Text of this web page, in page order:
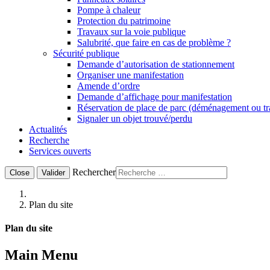
Pompe à chaleur
Protection du patrimoine
Travaux sur la voie publique
Salubrité, que faire en cas de problème ?
Sécurité publique
Demande d’autorisation de stationnement
Organiser une manifestation
Amende d’ordre
Demande d’affichage pour manifestation
Réservation de place de parc (déménagement ou
Signaler un objet trouvé/perdu
Actualités
Recherche
Services ouverts
Close Valider Rechercher
Plan du site
Plan du site
Main Menu